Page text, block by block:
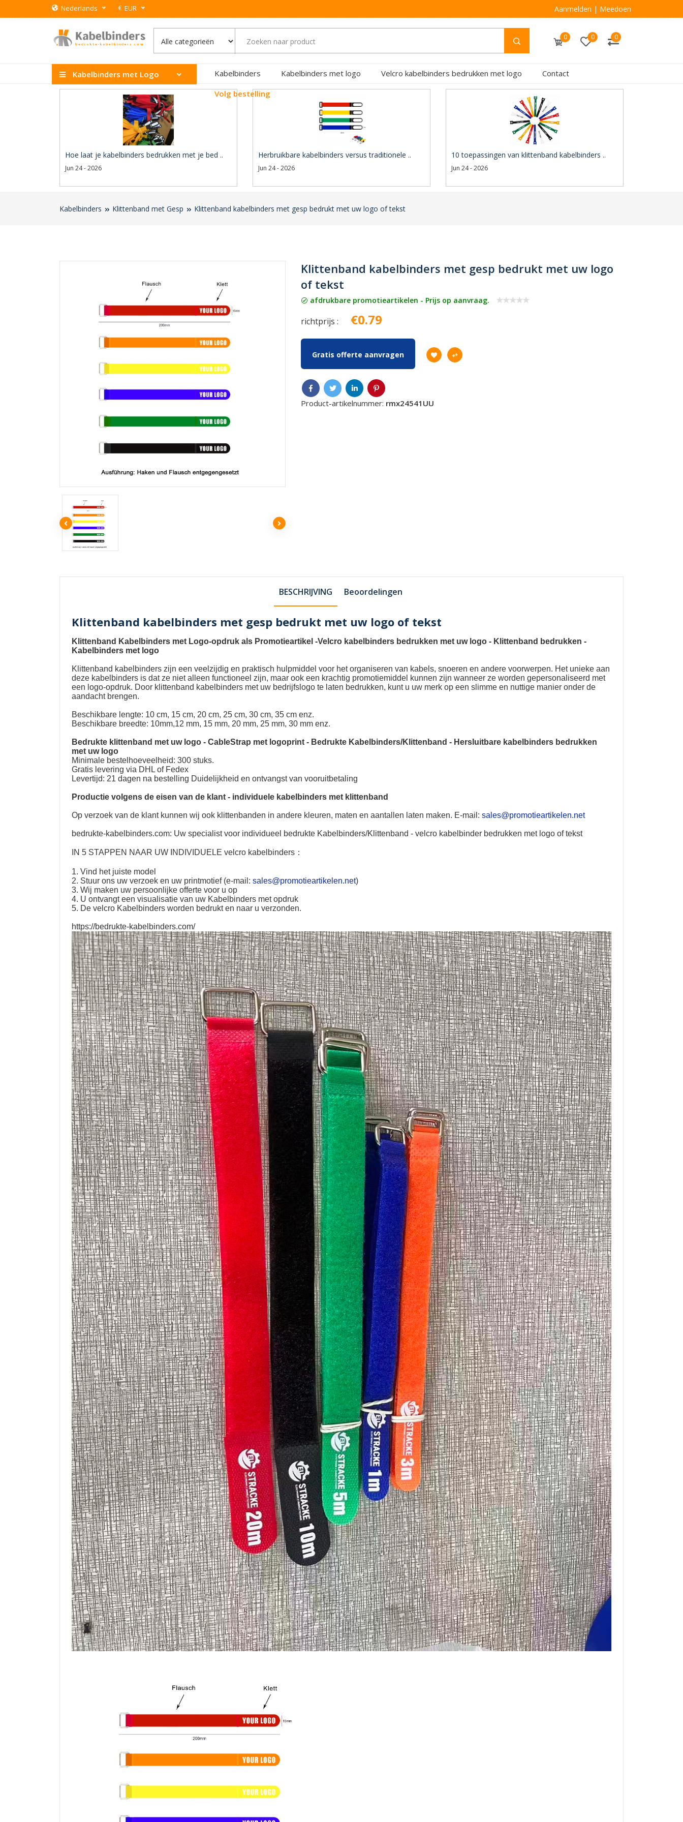
Nederlands € EUR Aanmelden | Meedoen
0 0 0
Kabelbinders met Logo Kabelbinders Kabelbinders met logo Velcro kabelbinders bedrukken met logo
Contact
Volg bestelling
Hoe laat je kabelbinders bedrukken met je bed ..
Jun 24 - 2026
Herbruikbare kabelbinders versus traditionele ..
Jun 24 - 2026
10 toepassingen van klittenband kabelbinders ..
Jun 24 - 2026
Kabelbinders Klittenband met Gesp Klittenband kabelbinders met gesp bedrukt met uw logo of tekst
Klittenband kabelbinders met gesp bedrukt met uw logo
of tekst
afdrukbare promotieartikelen - Prijs op aanvraag.
richtprijs : €0.79
Gratis offerte aanvragen
Product-artikelnummer: rmx24541UU
BESCHRIJVING Beoordelingen
Klittenband kabelbinders met gesp bedrukt met uw logo of tekst
Klittenband Kabelbinders met Logo-opdruk als Promotieartikel -Velcro kabelbinders bedrukken met uw logo - Klittenband bedrukken -
Kabelbinders met logo
Klittenband kabelbinders zijn een veelzijdig en praktisch hulpmiddel voor het organiseren van kabels, snoeren en andere voorwerpen. Het unieke aan
deze kabelbinders is dat ze niet alleen functioneel zijn, maar ook een krachtig promotiemiddel kunnen zijn wanneer ze worden gepersonaliseerd met
een logo-opdruk. Door klittenband kabelbinders met uw bedrijfslogo te laten bedrukken, kunt u uw merk op een slimme en nuttige manier onder de
aandacht brengen.
Beschikbare lengte: 10 cm, 15 cm, 20 cm, 25 cm, 30 cm, 35 cm enz.
Beschikbare breedte: 10mm,12 mm, 15 mm, 20 mm, 25 mm, 30 mm enz.
Bedrukte klittenband met uw logo -CableStrap met logoprint - Bedrukte Kabelbinders/Klittenband - Hersluitbare kabelbinders bedrukken
met uw logo
Minimale bestelhoeveelheid: 300 stuks.
Gratis levering via DHL of Fedex
Levertijd: 21 dagen na bestelling Duidelijkheid en ontvangst van vooruitbetaling
Productie volgens de eisen van de klant - individuele kabelbinders met klittenband
Op verzoek van de klant kunnen wij ook klittenbanden in andere kleuren, maten en aantallen laten maken. E-mail:sales@promotieartikelen.net
bedrukte-kabelbinders.com: Uw specialist voor individueel bedrukte Kabelbinders/Klittenband - velcro kabelbinder bedrukken met logo of tekst
IN 5 STAPPEN NAAR UW INDIVIDUELE velcro kabelbinders ：
1. Vind het juiste model
2. Stuur ons uw verzoek en uw printmotief (e-mail:sales@promotieartikelen.net)
3. Wij maken uw persoonlijke offerte voor u op
4. U ontvangt een visualisatie van uw Kabelbinders met opdruk
5. De velcro Kabelbinders worden bedrukt en naar u verzonden.
https://bedrukte-kabelbinders.com/